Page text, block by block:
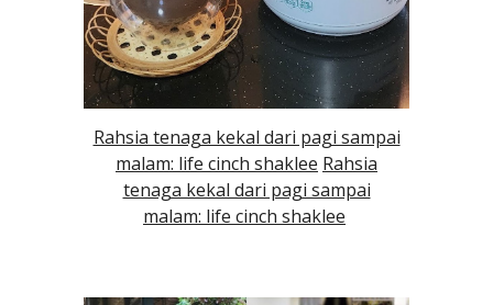
Rahsia tenaga kekal dari pagi sampai
malam: life cinch shaklee Rahsia
tenaga kekal dari pagi sampai
malam: life cinch shaklee